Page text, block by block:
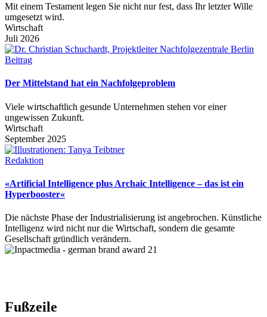
Mit einem Testament legen Sie nicht nur fest, dass Ihr letzter Wille
umgesetzt wird.
Wirtschaft
Juli 2026
Beitrag
Der Mittelstand hat ein Nachfolgeproblem
Viele wirtschaftlich gesunde Unternehmen stehen vor einer
ungewissen Zukunft.
Wirtschaft
September 2025
Redaktion
«Artificial Intelligence plus Archaic Intelligence – das ist ein
Hyperbooster«
Die nächste Phase der Industrialisierung ist angebrochen. Künstliche
Intelligenz wird nicht nur die Wirtschaft, sondern die gesamte
Gesellschaft gründlich verändern.
Fußzeile